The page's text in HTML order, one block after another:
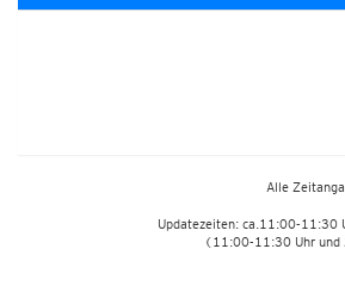
Alle
Updatezeiten: ca.11:00-11:30
(11:00-11:30 Uhr und